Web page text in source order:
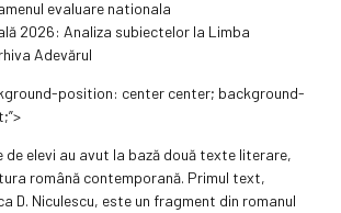
2026: Analiza subiectelor la Limba
Adevărul
position: center center; background-
de elevi au avut la bază două texte literare,
română contemporană. Primul text,
D. Niculescu, este un fragment din romanul